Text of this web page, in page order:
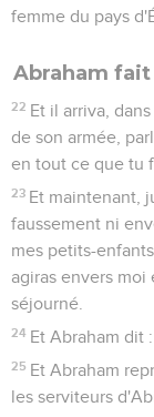
femme du pays
Abraham
22 Et il arriva,
de son armée,
en tout ce que tu
23 Et maintenant,
faussement ni
mes petits-
agiras envers moi
séjourné.
24 Et Abraham dit
25 Et Abraham
les serviteurs